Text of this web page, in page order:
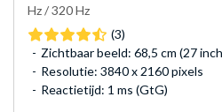
Hz / 320 Hz
(3)
Zichtbaar beeld: 68,5 cm (27
Resolutie: 3840 x 2160 pixels
Reactietijd: 1 ms (GtG)